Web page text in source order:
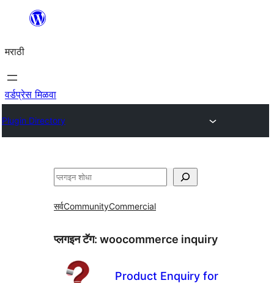
सामुग्रीवर
मराठी
वर्डप्रेस मिळवा
Plugin Directory
शोधा
सर्वCommunityCommercial
प्लगइन टॅग: woocommerce inquiry
Product Enquiry for